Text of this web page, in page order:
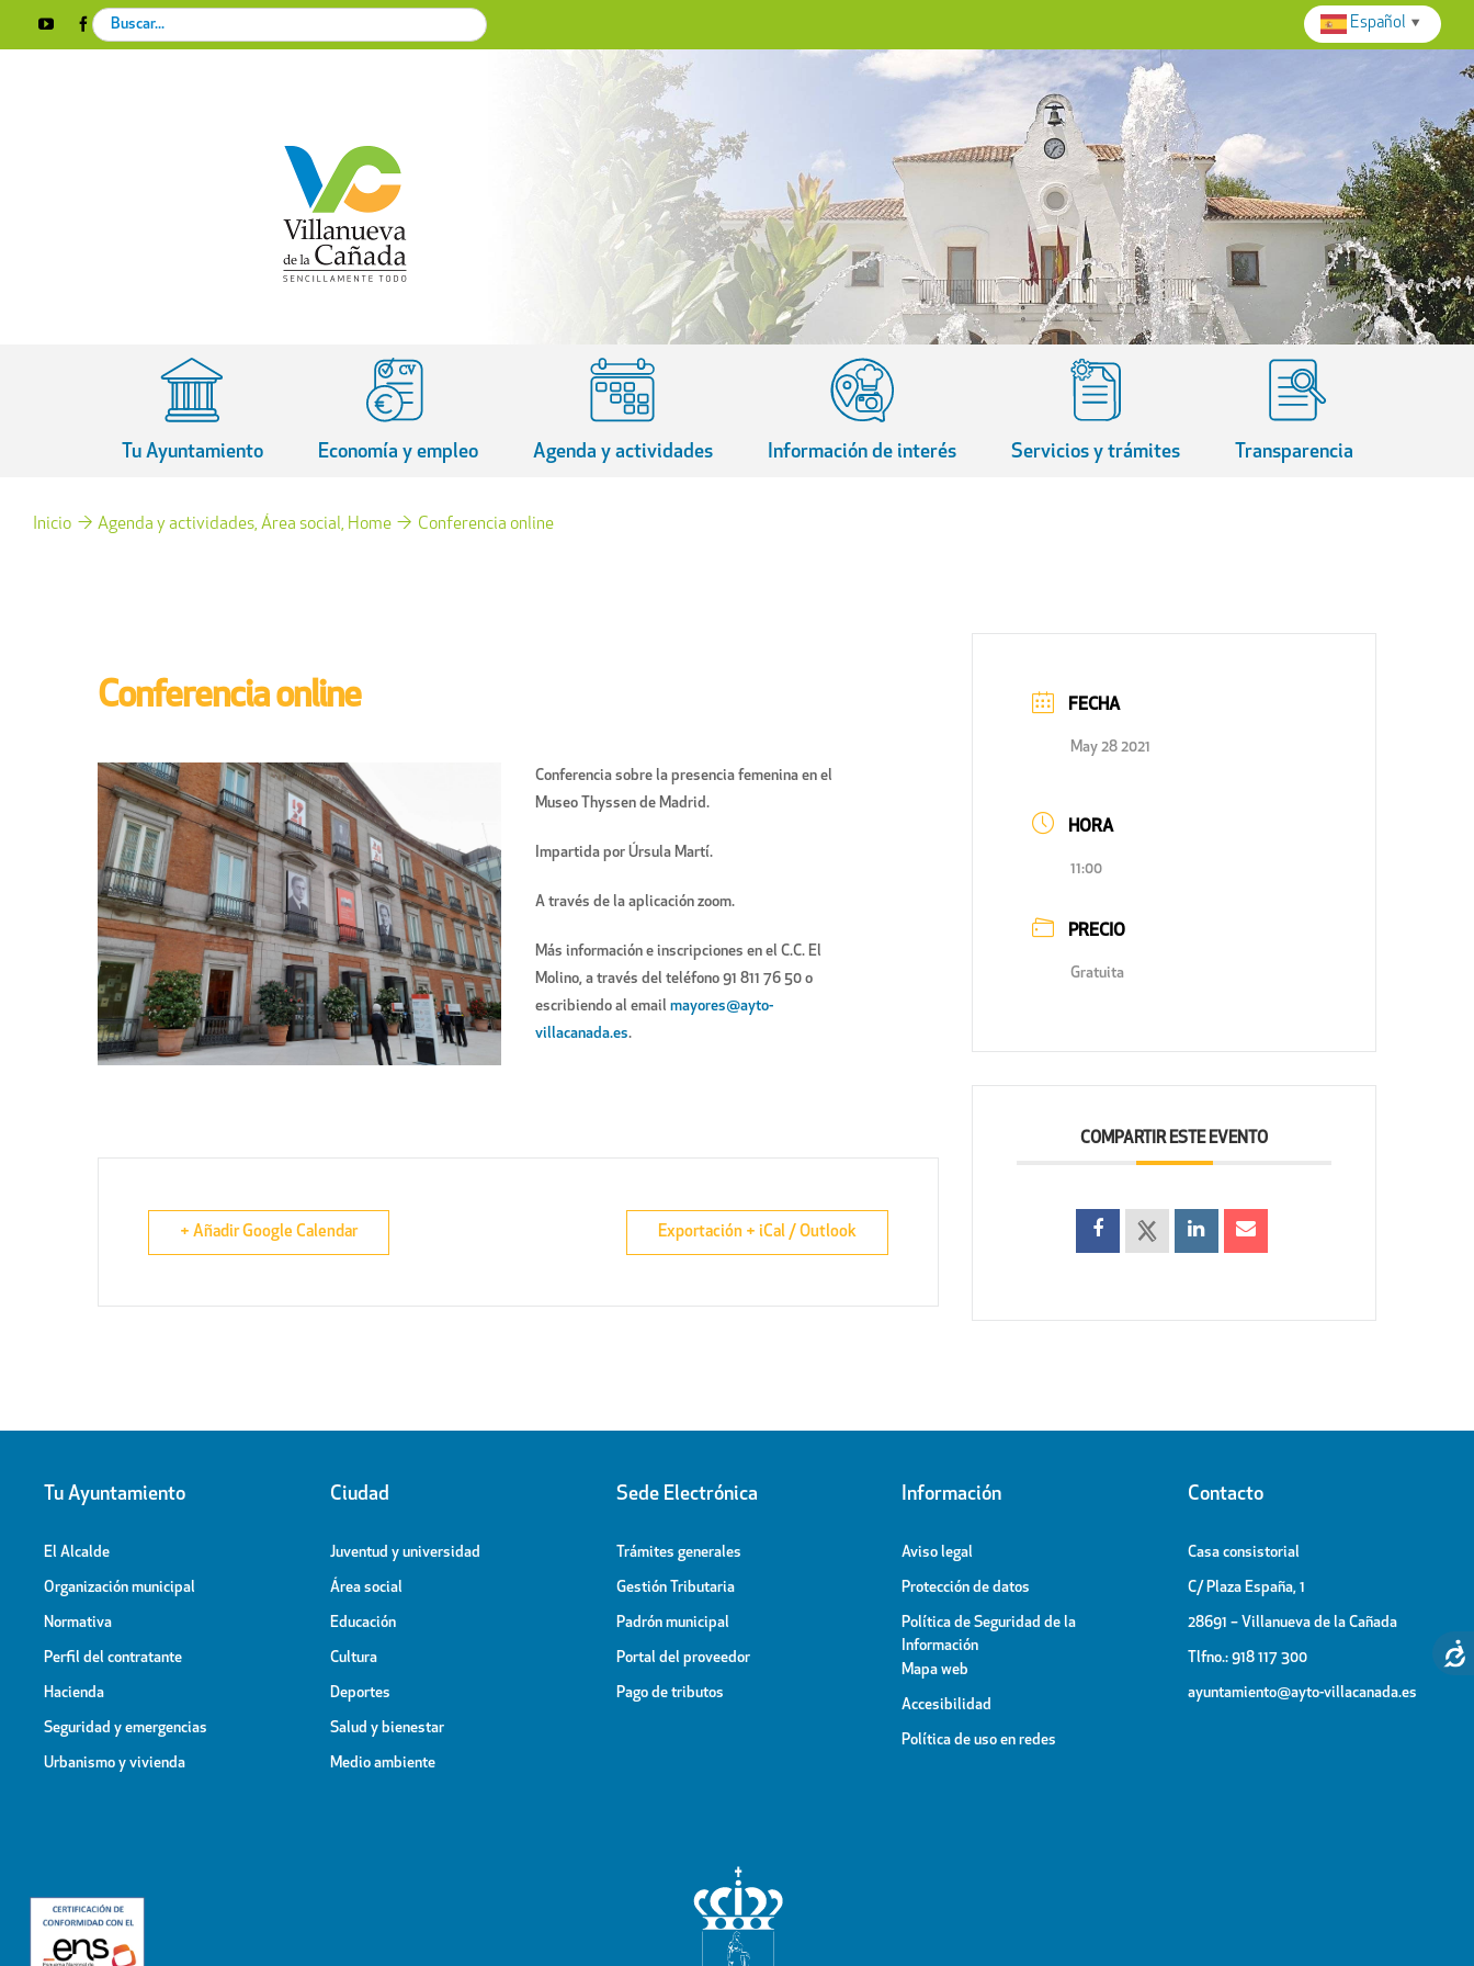
YouTubeFacebookInstagram
X
Search
for:
Tu Ayuntamiento Economía y empleo Agenda y actividades Información de interés Servicios y trámites Transparencia
Inicio Agenda y actividades Área social Home Conferencia online
Conferencia online
Conferencia sobre la presencia femenina en el
Museo Thyssen de Madrid.
Impartida por Úrsula Martí.
A través de la aplicación zoom.
Más información e inscripciones en el C.C. El
Molino, a través del teléfono 91 811 76 50 o
escribiendo al email mayores@ayto-
villacanada.es.
+ Añadir Google Calendar Exportación + iCal / Outlook
FECHA
May 28 2021
HORA
11:00
PRECIO
Gratuita
COMPARTIR ESTE EVENTO
Tu Ayuntamiento
El Alcalde
Organización municipal
Normativa
Perfil del contratante
Hacienda
Seguridad y emergencias
Urbanismo y vivienda
Ciudad
Juventud y universidad
Área social
Educación
Cultura
Deportes
Salud y bienestar
Medio ambiente
Sede Electrónica
Trámites generales
Gestión Tributaria
Padrón municipal
Portal del proveedor
Pago de tributos
Información
Aviso legal
Protección de datos
Política de Seguridad de la
Información
Mapa web
Accesibilidad
Política de uso en redes
Contacto
Casa consistorial
C/ Plaza España, 1
28691 – Villanueva de la Cañada
Tlfno.: 918 117 300
ayuntamiento@ayto-villacanada.es
Español ▼